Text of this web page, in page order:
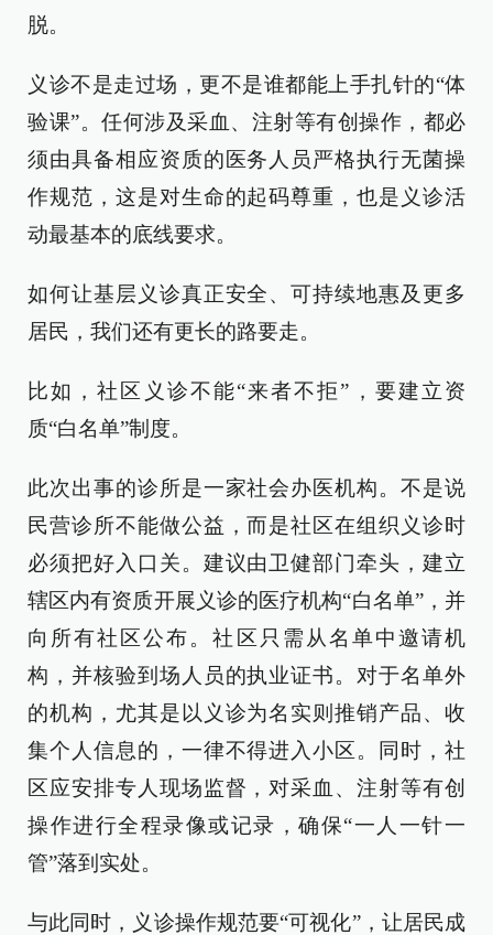
脱。
义诊不是走过场，更不是谁都能上手扎针的“体
验课”。任何涉及采血、注射等有创操作，都必
须由具备相应资质的医务人员严格执行无菌操
作规范，这是对生命的起码尊重，也是义诊活
动最基本的底线要求。
如何让基层义诊真正安全、可持续地惠及更多
居民，我们还有更长的路要走。
比如，社区义诊不能“来者不拒”，要建立资
质“白名单”制度。
此次出事的诊所是一家社会办医机构。不是说
民营诊所不能做公益，而是社区在组织义诊时
必须把好入口关。建议由卫健部门牵头，建立
辖区内有资质开展义诊的医疗机构“白名单”，并
向所有社区公布。社区只需从名单中邀请机
构，并核验到场人员的执业证书。对于名单外
的机构，尤其是以义诊为名实则推销产品、收
集个人信息的，一律不得进入小区。同时，社
区应安排专人现场监督，对采血、注射等有创
操作进行全程录像或记录，确保“一人一针一
管”落到实处。
与此同时，义诊操作规范要“可视化”，让居民成